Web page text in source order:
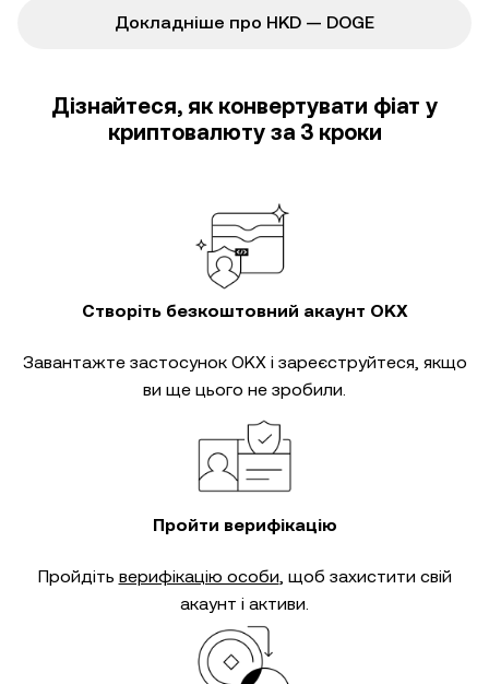
Докладніше про HKD — DOGE
Дізнайтеся, як конвертувати фіат у
криптовалюту за 3 кроки
Створіть безкоштовний акаунт OKX
Завантажте застосунок OKX і зареєструйтеся, якщо
ви ще цього не зробили.
Пройти верифікацію
Пройдіть верифікацію особи, щоб захистити свій
акаунт і активи.